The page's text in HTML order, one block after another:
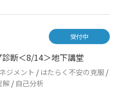
断＜8/14＞地下講堂
ジメント / はたらく不安の克服 /
解 / 自己分析
受付中